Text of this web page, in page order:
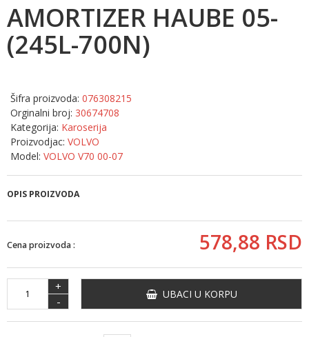
AMORTIZER HAUBE 05-
(245L-700N)
Šifra proizvoda: 076308215
Orginalni broj: 30674708
Kategorija: Karoserija
Proizvodjac: VOLVO
Model: VOLVO V70 00-07
OPIS PROIZVODA
Cena proizvoda : 578,88 RSD
+
-
UBACI U KORPU